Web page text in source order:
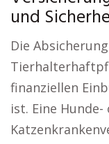
und
Die
finanziellen
ist. Eine Hunde-